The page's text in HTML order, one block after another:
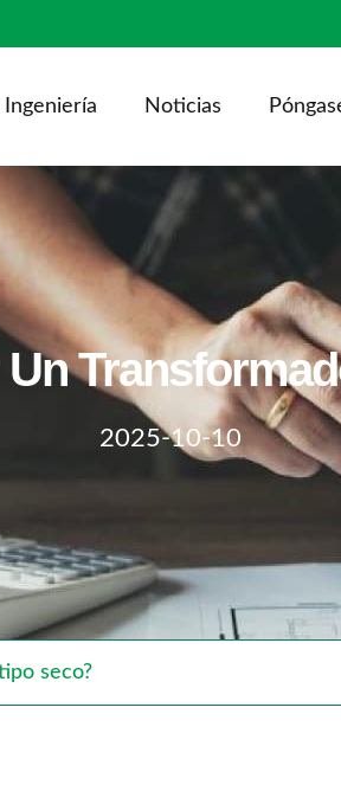
Noticias
2025-10-10
seco?